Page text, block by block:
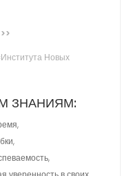
Новых
ЗНАНИЯМ: